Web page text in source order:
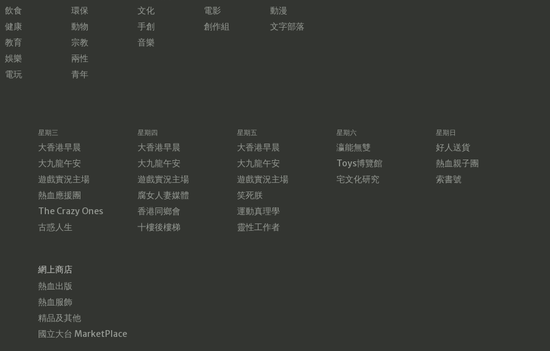
飲食
環保
健康
動物
教育
宗教
娛樂
兩性
電玩
青年
文化
電影
動漫
手創
創作組
文字部落
音樂
星期三
大香港早晨
大九龍午安
遊戲實況主場
熱血應援團
The Crazy Ones
古惑人生
星期四
大香港早晨
大九龍午安
遊戲實況主場
腐女人妻媒體
香港同鄉會
十樓後樓梯
星期五
大香港早晨
大九龍午安
遊戲實況主場
笑死朕
運動真理學
靈性工作者
星期六
瀛能無雙
Toys博覽館
宅文化研究
星期日
好人送貨
熱血親子團
索書號
網上商店
熱血出版
熱血服飾
精品及其他
國立大台 MarketPlace